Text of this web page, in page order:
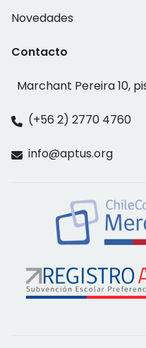
Novedades
Contacto
Marchant Pereira 10,
(+56 2) 2770 4760
info@aptus.org